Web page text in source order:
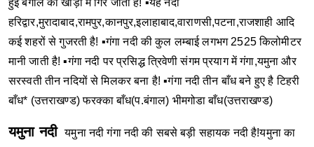
हुई बंगाल की खाड़ी में गिर जाती है! ▪यह नदी
हरिद्वार,मुरादाबाद,रामपुर,कानपुर,इलाहाबाद,वाराणसी,पटना,राजशाही आदि
कई शहरों से गुजरती है! ▪गंगा नदी की कुल लम्बाई लगभग 2525 किलोमीटर
मानी जाती है! ▪गंगा नदी पर प्रसिद्ध त्रिवेणी संगम प्रयाग में गंगा,यमुना और
सरस्वती तीन नदियों से मिलकर बना है! ▪गंगा नदी तीन बाँध बने हुए है टिहरी
बाँध* (उत्तराखण्ड) फरक्का बाँध(प.बंगाल) भीमगोडा बाँध(उत्तराखण्ड)
यमुना नदी यमुना नदी गंगा नदी की सबसे बड़ी सहायक नदी है!यमुना का